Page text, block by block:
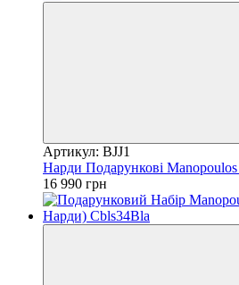
Артикул: BJJ1
Нарди Подарункові
16 990 грн